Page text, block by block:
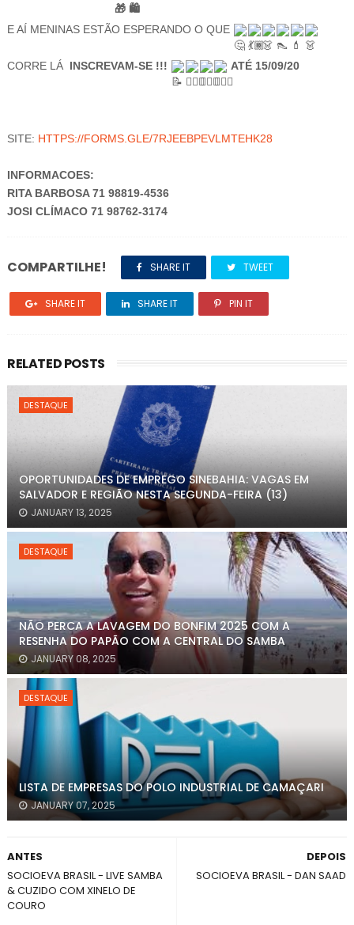
E AÍ MENINAS ESTÃO ESPERANDO O QUE
CORRE LÁ INSCREVAM-SE !!! ATÉ 15/09/20
SITE: HTTPS://FORMS.GLE/7RJEEBPEVLMTEHK28
INFORMACOES:
RITA BARBOSA 71 98819-4536
JOSI CLÍMACO 71 98762-3174
COMPARTILHE! SHARE IT TWEET
SHARE IT SHARE IT PIN IT
RELATED POSTS
DESTAQUE
OPORTUNIDADES DE EMPREGO SINEBAHIA: VAGAS EM
SALVADOR E REGIÃO NESTA SEGUNDA-FEIRA (13)
JANUARY 13, 2025
DESTAQUE
NÃO PERCA A LAVAGEM DO BONFIM 2025 COM A
RESENHA DO PAPÃO COM A CENTRAL DO SAMBA
JANUARY 08, 2025
DESTAQUE
LISTA DE EMPRESAS DO POLO INDUSTRIAL DE CAMAÇARI
JANUARY 07, 2025
DEPOIS
SOCIOEVA BRASIL - DAN SAAD
ANTES
SOCIOEVA BRASIL - LIVE SAMBA
& CUZIDO COM XINELO DE
COURO